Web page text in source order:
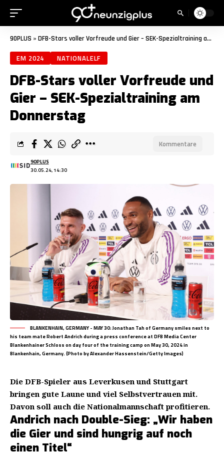
90PLUS » DFB-Stars voller Vorfreude und Gier – SEK-Spezialtraining am Donnerstag
EM 2024 NATIONALELF
DFB-Stars voller Vorfreude und
Gier – SEK-Spezialtraining am
Donnerstag
30.05.24, 14:30
90PLUS
Kommentare
BLANKENHAIN, GERMANY - MAY 30: Jonathan Tah of Germany smiles next to
his team mate Robert Andrich during a press conference at DFB Media Center
Blankenhainer Schloss on day four of the training camp on May 30, 2024 in
Blankenhain, Germany. (Photo by Alexander Hassenstein/Getty Images)
Die DFB-Spieler aus Leverkusen und Stuttgart
bringen gute Laune und viel Selbstvertrauen mit.
Davon soll auch die Nationalmannschaft profitieren.
Andrich nach Double-Sieg: „Wir haben
die Gier und sind hungrig auf noch
einen Titel“